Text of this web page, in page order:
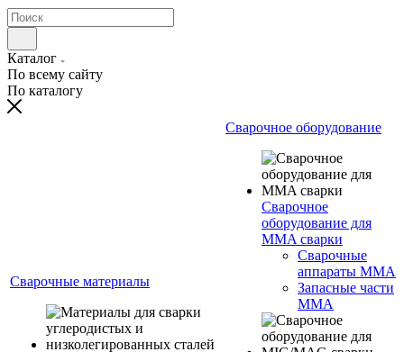
Каталог
По всему сайту
По каталогу
Сварочные материалы
Сварочное оборудование
Сварочное
оборудование для
MMA сварки
Сварочные
аппараты MMA
Запасные части
MMA